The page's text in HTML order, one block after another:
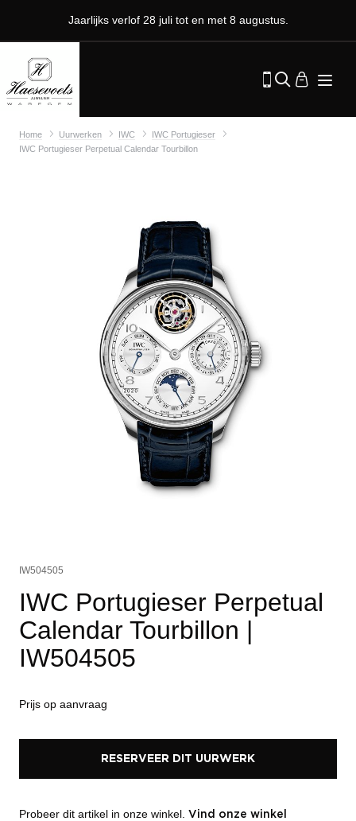
Jaarlijks verlof 28 juli tot en met 8 augustus.
Home Uurwerken IWC
IWC Portugieser
IWC Portugieser Perpetual Calendar Tourbillon
IW504505
IWC Portugieser Perpetual
Calendar Tourbillon |
IW504505
Prijs op aanvraag
RESERVEER DIT UURWERK
Probeer dit artikel in onze winkel. Vind onze winkel